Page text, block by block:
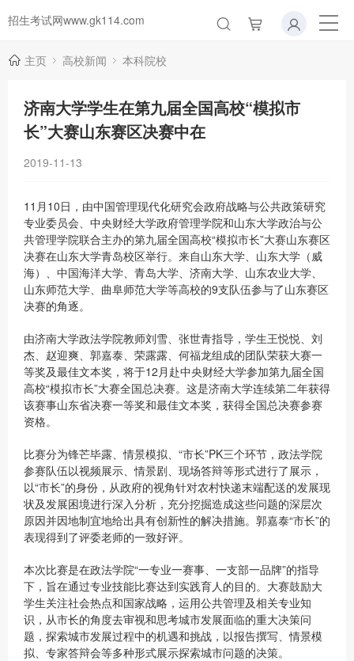
招生考试网www.gk114.com
主页 高校新闻 本科院校
济南大学学生在第九届全国高校“模拟市
长”大赛山东赛区决赛中在
2019-11-13
11月10日，由中国管理现代化研究会政府战略与公共政策研究
专业委员会、中央财经大学政府管理学院和山东大学政治与公
共管理学院联合主办的第九届全国高校“模拟市长”大赛山东赛区
决赛在山东大学青岛校区举行。来自山东大学、山东大学（威
海）、中国海洋大学、青岛大学、济南大学、山东农业大学、
山东师范大学、曲阜师范大学等高校的9支队伍参与了山东赛区
决赛的角逐。
由济南大学政法学院教师刘雪、张世青指导，学生王悦悦、刘
杰、赵迎爽、郭嘉泰、荣露露、何福龙组成的团队荣获大赛一
等奖及最佳文本奖，将于12月赴中央财经大学参加第九届全国
高校“模拟市长”大赛全国总决赛。这是济南大学连续第二年获得
该赛事山东省决赛一等奖和最佳文本奖，获得全国总决赛参赛
资格。
比赛分为锋芒毕露、情景模拟、“市长”PK三个环节，政法学院
参赛队伍以视频展示、情景剧、现场答辩等形式进行了展示，
以“市长”的身份，从政府的视角针对农村快递末端配送的发展现
状及发展困境进行深入分析，充分挖掘造成这些问题的深层次
原因并因地制宜地给出具有创新性的解决措施。郭嘉泰“市长”的
表现得到了评委老师的一致好评。
本次比赛是在政法学院“一专业一赛事、一支部一品牌”的指导
下，旨在通过专业技能比赛达到实践育人的目的。大赛鼓励大
学生关注社会热点和国家战略，运用公共管理及相关专业知
识，从市长的角度去审视和思考城市发展面临的重大决策问
题，探索城市发展过程中的机遇和挑战，以报告撰写、情景模
拟、专家答辩会等多种形式展示探索城市问题的决策。